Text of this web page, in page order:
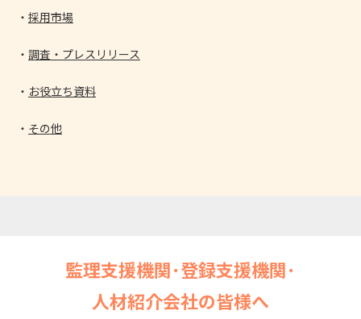
採用市場
調査・プレスリリース
お役立ち資料
その他
監理支援機関･登録支援機関･
人材紹介会社の皆様へ